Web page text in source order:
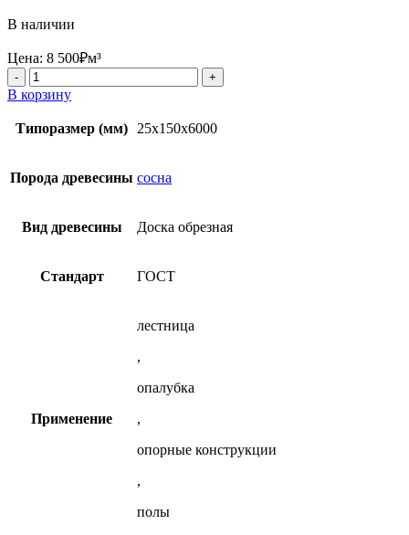
В наличии
Цена: 8 500₽м³
Количество
товара
Доска
обрезная
25х150
2
сорт
-
АКЦИЯ!
В корзину
Типоразмер (мм) 25x150x6000
Порода древесины сосна
Вид древесины Доска обрезная
Стандарт ГОСТ
Применение
лестница
,
опалубка
,
опорные конструкции
,
полы